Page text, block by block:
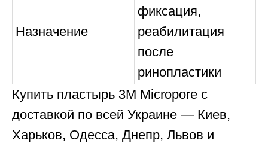
Назначение
фиксация,
реабилитация
после
ринопластики
Купить пластырь 3M Micropore с
доставкой по всей Украине — Киев,
Харьков, Одесса, Днепр, Львов и